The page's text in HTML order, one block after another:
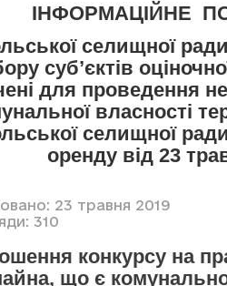
ІНФОРМАЦІЙНЕ
селищної
суб’єктів
для проведення
власності
селищної
оренду від 23
23 травня 2019
310
конкурсу на
що є